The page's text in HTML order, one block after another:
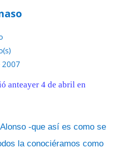
2007
anteayer 4 de abril en
-que así es como se
la conociéramos como